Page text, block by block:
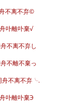
不离不弃©
卟離卟棄√
不离不弃し
不離不棄っ
不离不弃╰.
卟離卟棄Э